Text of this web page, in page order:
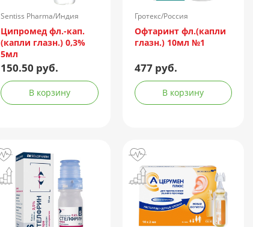
Sentiss Pharma/Индия
Ципромед фл.-кап.
(капли глазн.) 0,3%
5мл
150.50 руб.
В корзину
Гротекс/Россия
Офтаринт фл.(капли
глазн.) 10мл №1
477 руб.
В корзину